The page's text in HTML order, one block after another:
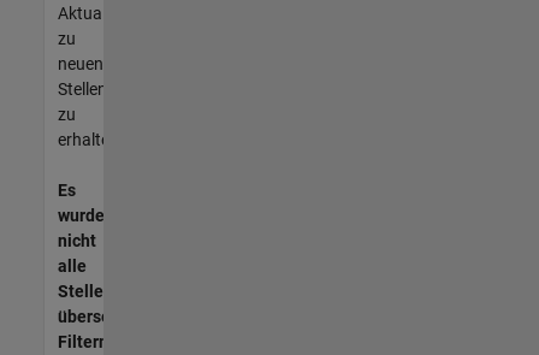
Aktualisierungen
zu
neuen
Stellenangeboten
zu
erhalten.
Es
wurden
nicht
alle
Stellen
übersetzt.
Filtern